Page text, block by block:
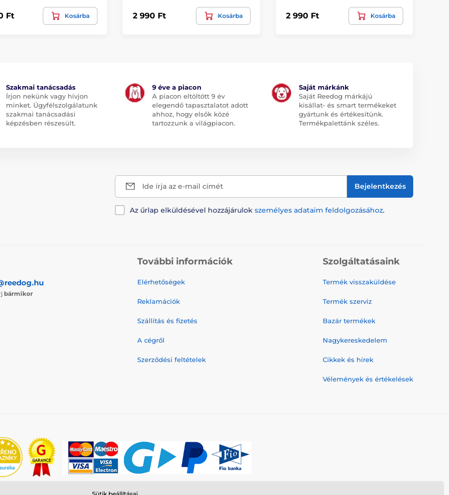
Ft Kosárba 2 990 Ft Kosárba 2 990 Ft Kosárba
Szakmai tanácsadás
Írjon nekünk vagy hívjon
minket. Ügyfélszolgálatunk
szakmai tanácsadási
képzésben részesült.
9 éve a piacon
A piacon eltöltött 9 év
elegendő tapasztalatot adott
ahhoz, hogy elsők közé
tartozzunk a világpiacon.
Saját márkánk
Saját Reedog márkájú
kisállat- és smart termékeket
gyártunk és értékesítünk.
Termékpalettánk széles.
Ide írja az e-mail címét Bejelentkezés
Az űrlap elküldésével hozzájárulok személyes adataim feldolgozásához.
bármikor
További információk
Elérhetőségek
Reklamációk
Szállítás és fizetés
A cégről
Szerződési feltételek
Szolgáltatásaink
Termék visszaküldése
Termék szerviz
Bazár termékek
Nagykereskedelem
Cikkek és hírek
Vélemények és értékelések